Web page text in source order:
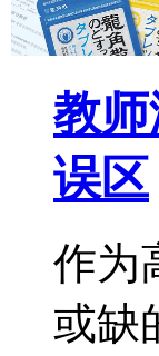
教
误区
作为
或缺